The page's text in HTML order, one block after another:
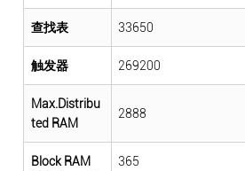
查找表 33650
触发器 269200
Max.Distribu
ted RAM
2888
Block RAM
365